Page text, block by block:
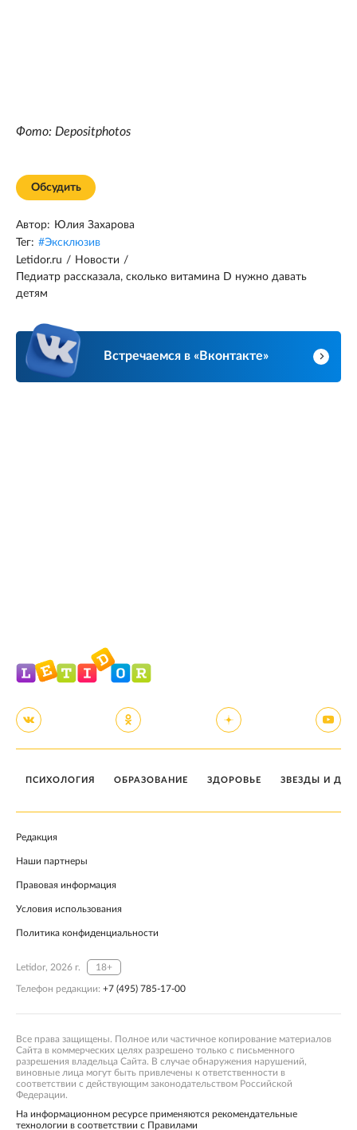
Фото: Depositphotos
Обсудить
Автор: Юлия Захарова
Тег: #Эксклюзив
Letidor.ru / Новости /
Педиатр рассказала, сколько витамина D нужно давать
детям
Встречаемся в «Вконтакте»
ПСИХОЛОГИЯ ОБРАЗОВАНИЕ ЗДОРОВЬЕ ЗВЕЗДЫ И
Редакция
Наши партнеры
Правовая информация
Условия использования
Политика конфиденциальности
Letidor, 2026 г. 18+
Телефон редакции: +7 (495) 785-17-00
Все права защищены. Полное или частичное копирование материалов
Сайта в коммерческих целях разрешено только с письменного
разрешения владельца Сайта. В случае обнаружения нарушений,
виновные лица могут быть привлечены к ответственности в
соответствии с действующим законодательством Российской
Федерации.
На информационном ресурсе применяются рекомендательные
технологии в соответствии с Правилами